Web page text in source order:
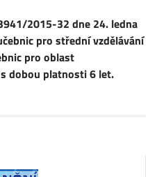
2015-32 dne 24. ledna
pro střední vzdělávání
pro oblast
dobou platnosti 6 let.